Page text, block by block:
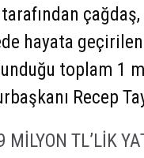
hayata
toplam 1
Recep
MİLYON TL’LİK